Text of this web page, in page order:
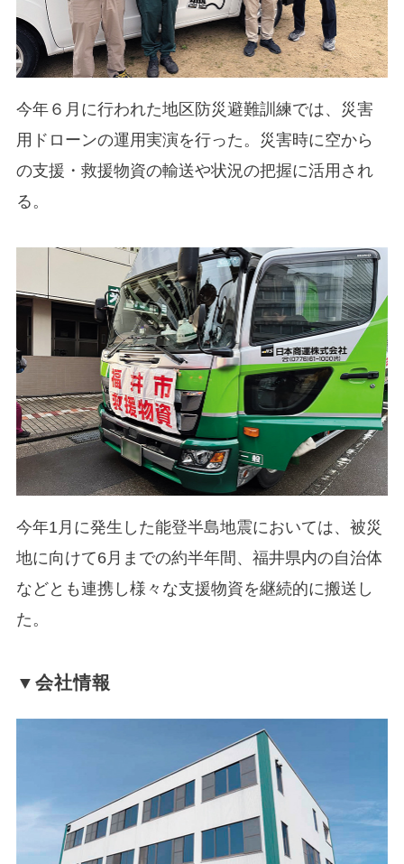
今年６月に行われた地区防災避難訓練では、災害
用ドローンの運用実演を行った。災害時に空から
の支援・救援物資の輸送や状況の把握に活用され
る。
今年1月に発生した能登半島地震においては、被災
地に向けて6月までの約半年間、福井県内の自治体
などとも連携し様々な支援物資を継続的に搬送し
た。
▼会社情報